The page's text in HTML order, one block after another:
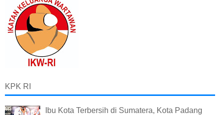
KPK RI
Ibu Kota Terbersih di Sumatera, Kota Padang